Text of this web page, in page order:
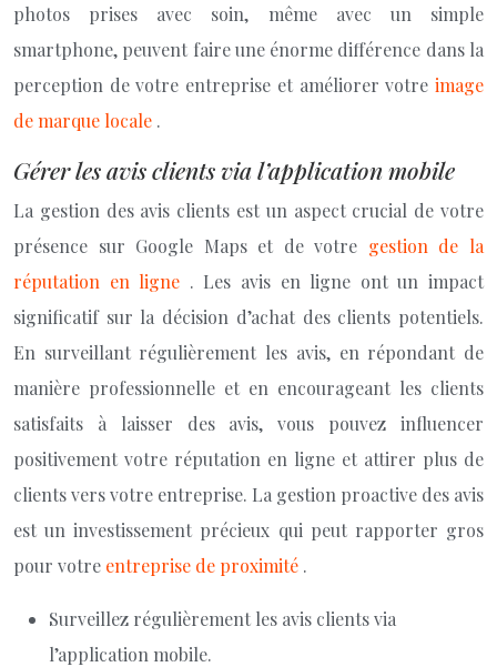
photos prises avec soin, même avec un simple
smartphone, peuvent faire une énorme différence dans la
perception de votre entreprise et améliorer votre image
de marque locale .
Gérer les avis clients via l’application mobile
La gestion des avis clients est un aspect crucial de votre
présence sur Google Maps et de votre gestion de la
réputation en ligne . Les avis en ligne ont un impact
significatif sur la décision d’achat des clients potentiels.
En surveillant régulièrement les avis, en répondant de
manière professionnelle et en encourageant les clients
satisfaits à laisser des avis, vous pouvez influencer
positivement votre réputation en ligne et attirer plus de
clients vers votre entreprise. La gestion proactive des avis
est un investissement précieux qui peut rapporter gros
pour votre entreprise de proximité .
Surveillez régulièrement les avis clients via
l’application mobile.